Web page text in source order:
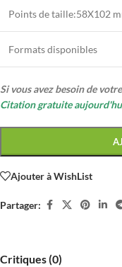
Points de taille:58X102
Formats disponibles
Si vous avez besoin de
Citation gratuite
Ajouter à WishList
Partager:
Critiques (0)